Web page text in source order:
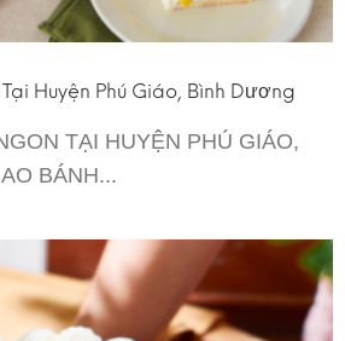
Huyện Phú Giáo, Bình Dương
TẠI HUYỆN PHÚ GIÁO,
BÁNH...